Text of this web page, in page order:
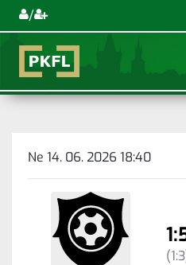
/
Ne 14. 06. 2026 18:40